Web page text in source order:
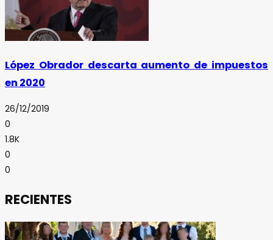
López Obrador descarta aumento de impuestos
en 2020
26/12/2019
0
1.8K
0
0
RECIENTES